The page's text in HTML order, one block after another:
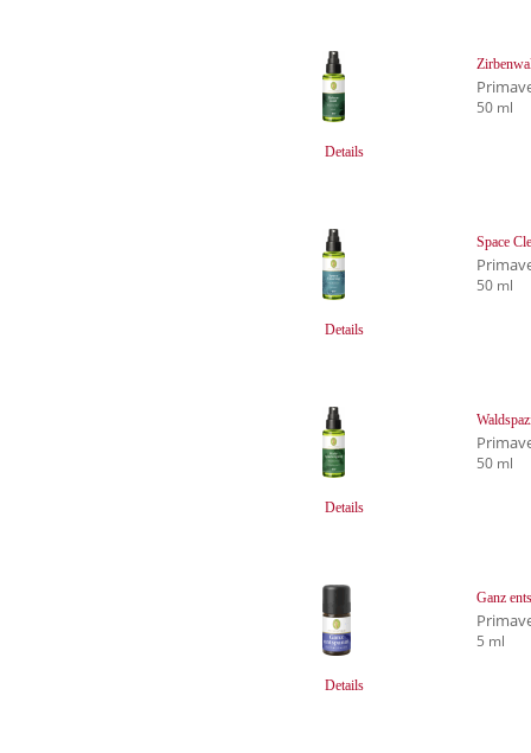
Details
50 ml
Details
Space
50 ml
Details
50 ml
Details
Ganz
5 ml